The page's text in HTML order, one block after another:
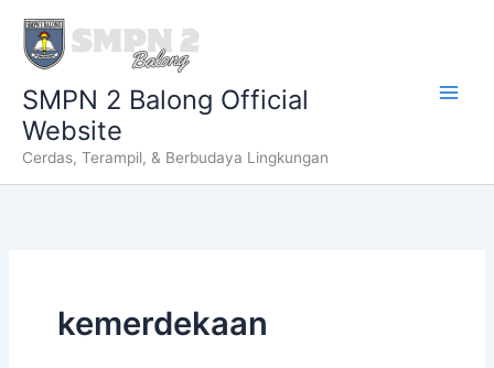
konten
SMPN 2 Balong Official
Website
Cerdas, Terampil, & Berbudaya Lingkungan
kemerdekaan